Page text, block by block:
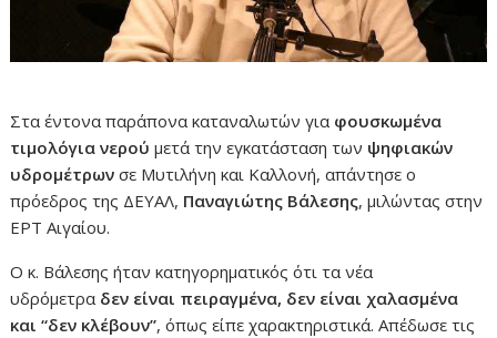
Στα έντονα παράπονα καταναλωτών για φουσκωμένα
τιμολόγια νερού μετά την εγκατάσταση των ψηφιακών
υδρομέτρων σε Μυτιλήνη και Καλλονή, απάντησε ο
πρόεδρος της ΔΕΥΑΛ, Παναγιώτης Βάλεσης, μιλώντας στην
ΕΡΤ Αιγαίου.
Ο κ. Βάλεσης ήταν κατηγορηματικός ότι τα νέα
υδρόμετρα δεν είναι πειραγμένα, δεν είναι χαλασμένα
και “δεν κλέβουν”, όπως είπε χαρακτηριστικά. Απέδωσε τις